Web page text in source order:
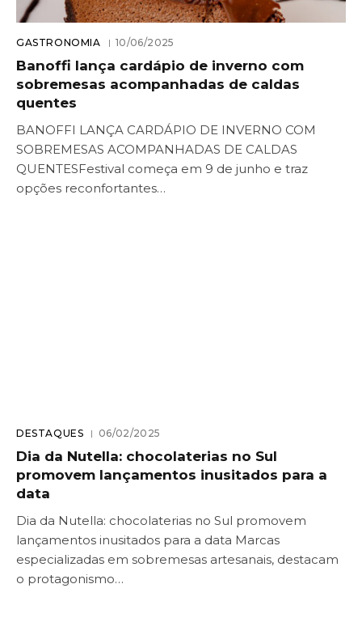
GASTRONOMIA 10/06/2025
Banoffi lança cardápio de inverno com
sobremesas acompanhadas de caldas
quentes
BANOFFI LANÇA CARDÁPIO DE INVERNO COM
SOBREMESAS ACOMPANHADAS DE CALDAS
QUENTESFestival começa em 9 de junho e traz
opções reconfortantes…
DESTAQUES 06/02/2025
Dia da Nutella: chocolaterias no Sul
promovem lançamentos inusitados para a
data
Dia da Nutella: chocolaterias no Sul promovem
lançamentos inusitados para a data Marcas
especializadas em sobremesas artesanais, destacam
o protagonismo…